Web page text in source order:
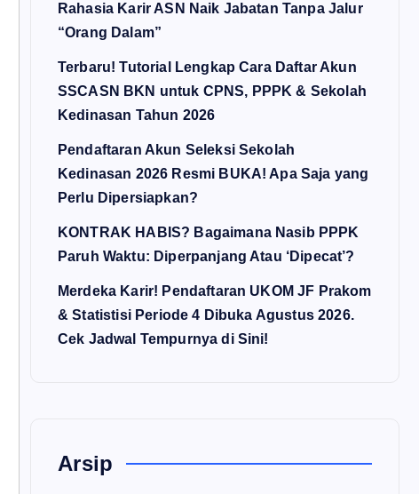
Rahasia Karir ASN Naik Jabatan Tanpa Jalur
“Orang Dalam”
Terbaru! Tutorial Lengkap Cara Daftar Akun
SSCASN BKN untuk CPNS, PPPK & Sekolah
Kedinasan Tahun 2026
Pendaftaran Akun Seleksi Sekolah
Kedinasan 2026 Resmi BUKA! Apa Saja yang
Perlu Dipersiapkan?
KONTRAK HABIS? Bagaimana Nasib PPPK
Paruh Waktu: Diperpanjang Atau ‘Dipecat’?
Merdeka Karir! Pendaftaran UKOM JF Prakom
& Statistisi Periode 4 Dibuka Agustus 2026.
Cek Jadwal Tempurnya di Sini!
Arsip